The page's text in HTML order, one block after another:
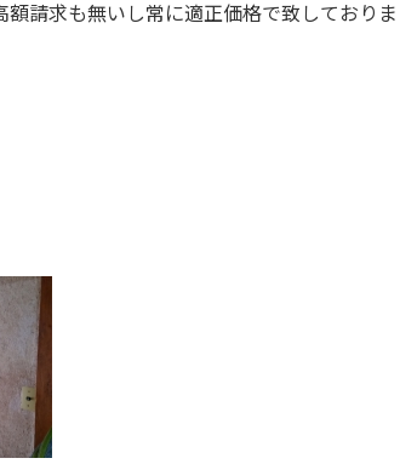
請求も無いし常に適正価格で致しておりま